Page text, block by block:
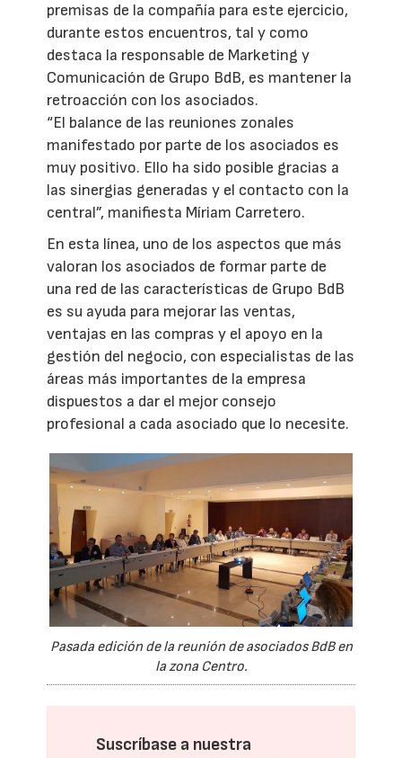
premisas de la compañía para este ejercicio,
durante estos encuentros, tal y como
destaca la responsable de Marketing y
Comunicación de Grupo BdB, es mantener la
retroacción con los asociados.
“El balance de las reuniones zonales
manifestado por parte de los asociados es
muy positivo. Ello ha sido posible gracias a
las sinergias generadas y el contacto con la
central”, manifiesta Míriam Carretero.
En esta línea, uno de los aspectos que más
valoran los asociados de formar parte de
una red de las características de Grupo BdB
es su ayuda para mejorar las ventas,
ventajas en las compras y el apoyo en la
gestión del negocio, con especialistas de las
áreas más importantes de la empresa
dispuestos a dar el mejor consejo
profesional a cada asociado que lo necesite.
Pasada edición de la reunión de asociados BdB en
la zona Centro.
Suscríbase a nuestra